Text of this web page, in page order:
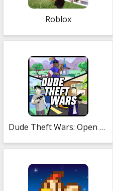
Roblox
Dude Theft Wars: Open World Sandbox Simulator